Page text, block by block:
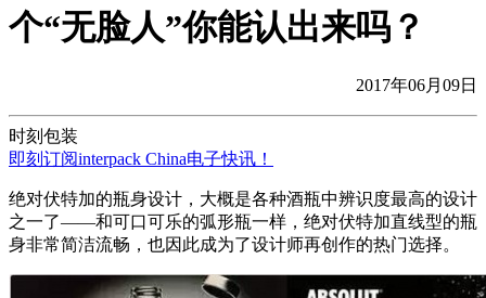
个“无脸人”你能认出来吗？
2017年06月09日
时刻包装
即刻订阅interpack China电子快讯！
绝对伏特加的瓶身设计，大概是各种酒瓶中辨识度最高的设计
之一了——和可口可乐的弧形瓶一样，绝对伏特加直线型的瓶
身非常简洁流畅，也因此成为了设计师再创作的热门选择。